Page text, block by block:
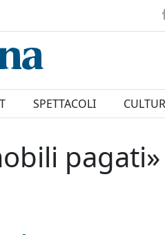
SPETTACOLI
pagati»